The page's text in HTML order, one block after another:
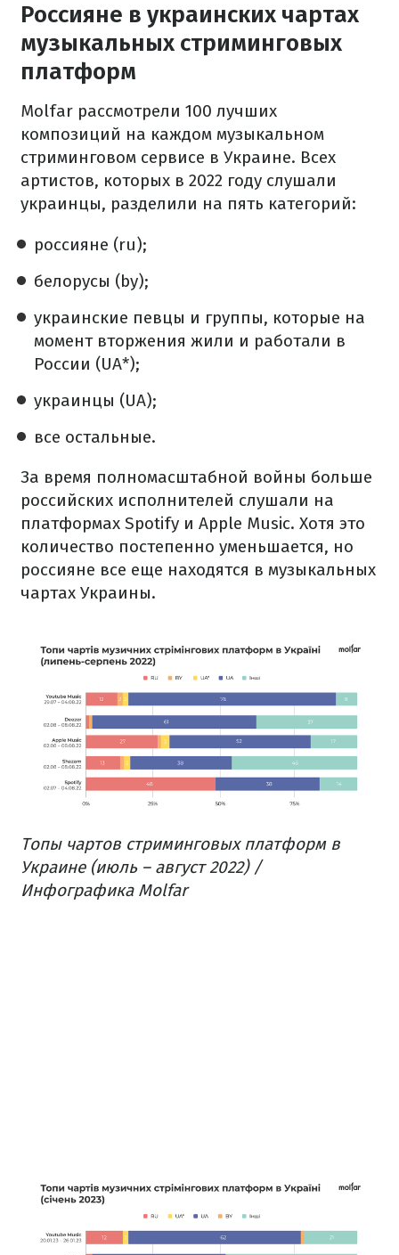
Россияне в украинских чартах
музыкальных стриминговых
платформ
Molfar рассмотрели 100 лучших
композиций на каждом музыкальном
стриминговом сервисе в Украине. Всех
артистов, которых в 2022 году слушали
украинцы, разделили на пять категорий:
россияне (ru);
белорусы (by);
украинские певцы и группы, которые на
момент вторжения жили и работали в
России (UA*);
украинцы (UA);
все остальные.
За время полномасштабной войны больше
российских исполнителей слушали на
платформах Spotify и Apple Music. Хотя это
количество постепенно уменьшается, но
россияне все еще находятся в музыкальных
чартах Украины.
Топы чартов стриминговых платформ в
Украине (июль – август 2022) /
Инфографика Molfar